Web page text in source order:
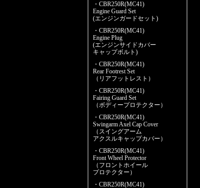
・CBR250R(MC41)
Engine Guard Set
(エンジンガードセット)
・CBR250R(MC41)
Engine Plug
(エンジンサイドカバー
キャップボルト)
・CBR250R(MC41)
Rear Footrest Set
（リアフットレスト）
・CBR250R(MC41)
Fairing Guard Set
（ボディープロテクター）
・CBR250R(MC41)
Swingarm Axel Cap Cover
（スイングアーム
アクスルキャップカバー）
・CBR250R(MC41)
Front Wheel Protector
（フロントホイール
プロテクター）
・CBR250R(MC41)